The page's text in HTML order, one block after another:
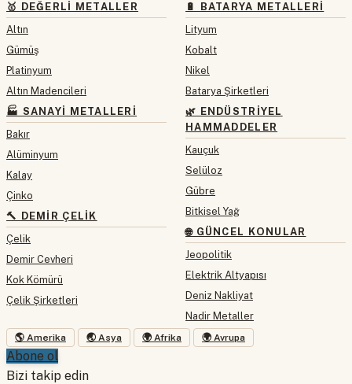
🥇 DEĞERLI METALLER
Altın
Gümüş
Platinyum
Altın Madencileri
🏭 SANAYI METALLERI
Bakır
Alüminyum
Kalay
Çinko
🔨 DEMIR ÇELIK
Çelik
Demir Cevheri
Kok Kömürü
Çelik Şirketleri
🔋 BATARYA METALLERI
Lityum
Kobalt
Nikel
Batarya Şirketleri
🌿 ENDÜSTRIYEL
HAMMADDELER
Kauçuk
Selüloz
Gübre
Bitkisel Yağ
🌐 GÜNCEL KONULAR
Jeopolitik
Elektrik Altyapısı
Deniz Nakliyat
Nadir Metaller
🌎 Amerika 🌏 Asya 🌍 Afrika 🌍 Avrupa
Abone ol
Bizi takip edin